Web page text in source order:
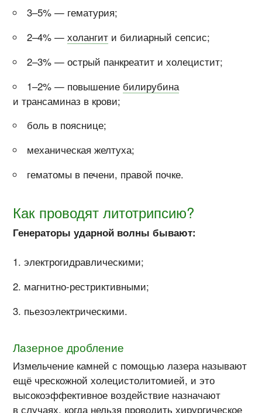
3–5% — гематурия;
2–4% —холангит и билиарный сепсис;
2–3% — острый панкреатит и холецистит;
1–2% — повышение билирубина
и трансаминаз в крови;
боль в пояснице;
механическая желтуха;
гематомы в печени, правой почке.
Как проводят литотрипсию?
Генераторы ударной волны бывают:
электрогидравлическими;
магнитно-рестриктивными;
пьезоэлектрическими.
Лазерное дробление
Измельчение камней с помощью лазера называют
ещё чрескожной холецистолитомией, и это
высокоэффективное воздействие назначают
в случаях, когда нельзя проводить хирургическое